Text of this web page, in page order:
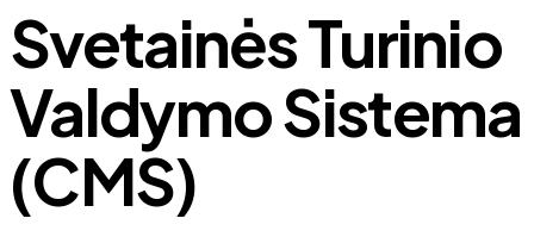
Svetainės Turinio
Valdymo Sistema
(CMS)